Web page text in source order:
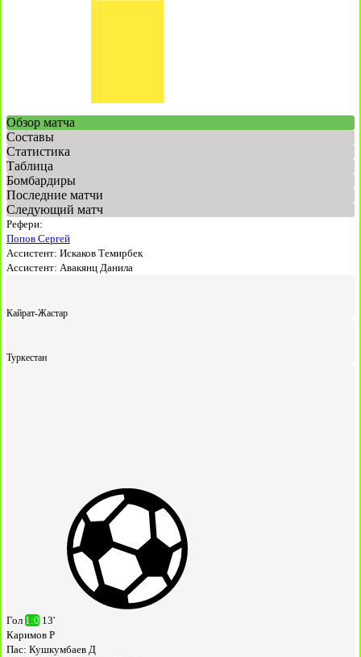
Обзор матча
Составы
Статистика
Таблица
Бомбардиры
Последние матчи
Следующий матч
Рефери:
Попов Сергей
Ассистент: Искаков Темирбек
Ассистент: Авакянц Данила
Кайрат-Жастар
Туркестан
Гол 1:0 13'
Каримов Р
Пас: Кушкумбаев Д